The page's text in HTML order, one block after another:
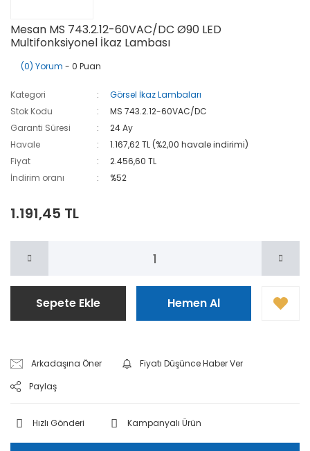
Mesan MS 743.2.12-60VAC/DC Ø90 LED
Multifonksiyonel İkaz Lambası
(0) Yorum - 0 Puan
Kategori
Görsel İkaz Lambaları
Stok Kodu
MS 743.2.12-60VAC/DC
Garanti Süresi
24 Ay
Havale
1.167,62 TL (%2,00 havale indirimi)
Fiyat
2.456,60 TL
İndirim oranı
%52
1.191,45 TL
Sepete Ekle Hemen Al
Arkadaşına Öner
Fiyatı Düşünce Haber Ver
Paylaş
Hızlı Gönderi Kampanyalı Ürün